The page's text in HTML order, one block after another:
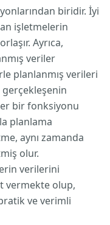
biridir. İyi
işletmelerin
Ayrıca,
veriler
planlanmış verileri
gerçekleşenin
bir fonksiyonu
planlama
aynı zamanda
olur.
verilerini
vermekte olup,
ve verimli